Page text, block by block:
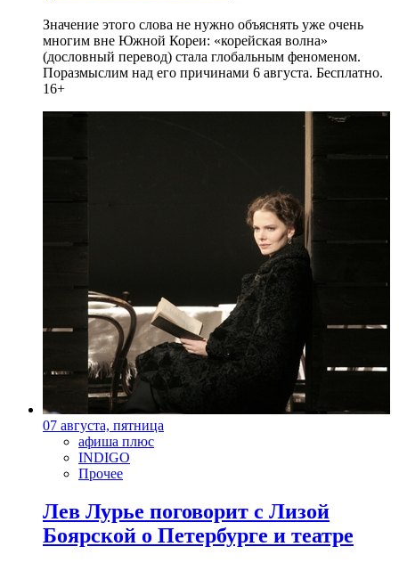
Значение этого слова не нужно объяснять уже очень
многим вне Южной Кореи: «корейская волна»
(дословный перевод) стала глобальным феноменом.
Поразмыслим над его причинами 6 августа. Бесплатно.
16+
07 августа, пятница
афиша плюс
INDIGO
Прочее
Лев Лурье поговорит с Лизой
Боярской о Петербурге и театре